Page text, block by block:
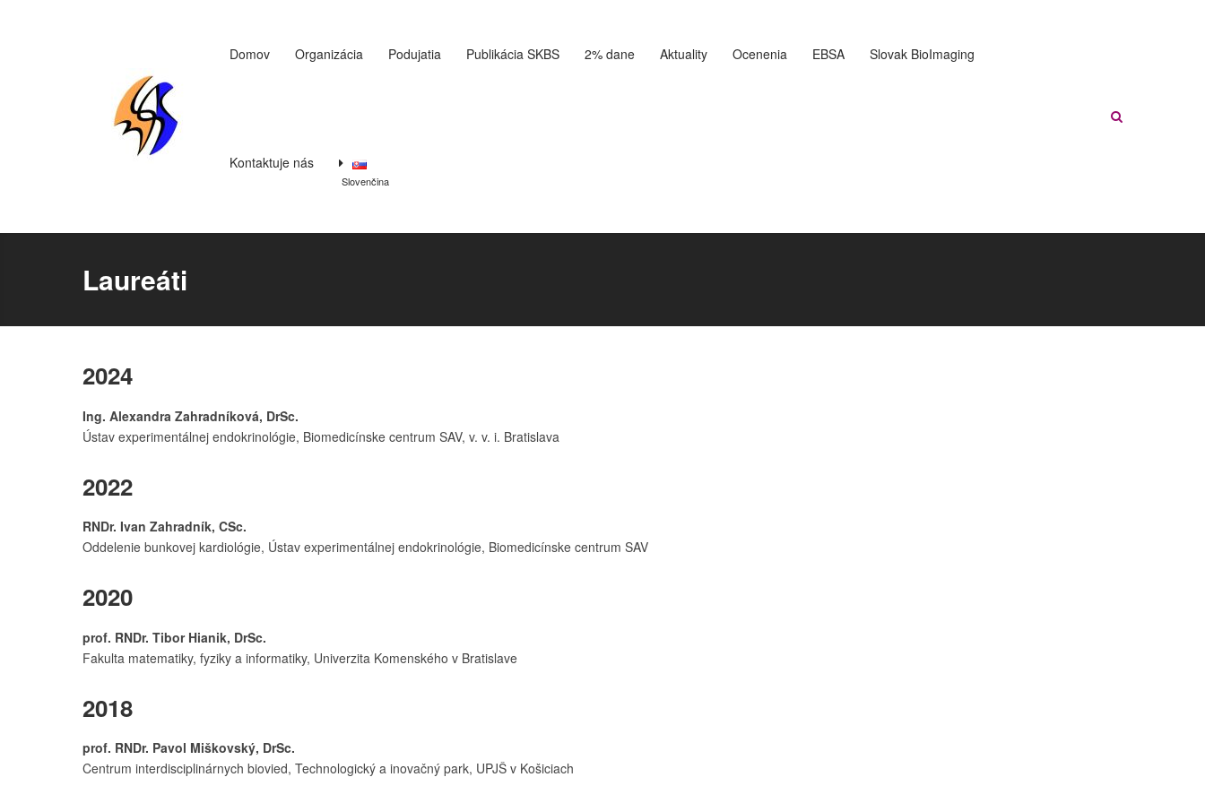
Domov Organizácia Podujatia Publikácia SKBS 2% dane Aktuality Ocenenia EBSA Slovak BioImaging
Kontaktuje nás
Slovenčina
Laureáti
2024
Ing. Alexandra Zahradníková, DrSc.
Ústav experimentálnej endokrinológie, Biomedicínske centrum SAV, v. v. i. Bratislava
2022
RNDr. Ivan Zahradník, CSc.
Oddelenie bunkovej kardiológie, Ústav experimentálnej endokrinológie, Biomedicínske centrum SAV
2020
prof. RNDr. Tibor Hianik, DrSc.
Fakulta matematiky, fyziky a informatiky, Univerzita Komenského v Bratislave
2018
prof. RNDr. Pavol Miškovský, DrSc.
Centrum interdisciplinárnych biovied, Technologický a inovačný park, UPJŠ v Košiciach